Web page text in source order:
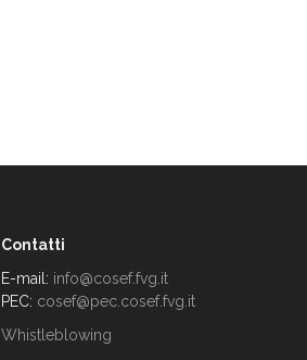
Contatti
E-mail: info@cosef.fvg.it
PEC: cosef@pec.cosef.fvg.it
Whistleblowing